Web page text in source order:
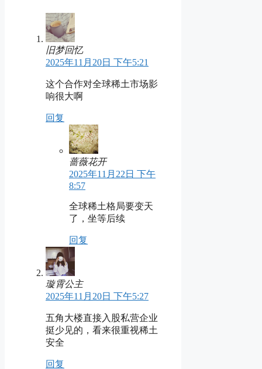
旧梦回忆
2025年11月20日 下午5:21
这个合作对全球稀土市场影
响很大啊
回复
蔷薇花开
2025年11月22日 下午
8:57
全球稀土格局要变天
了，坐等后续
回复
璇霄公主
2025年11月20日 下午5:27
五角大楼直接入股私营企业
挺少见的，看来很重视稀土
安全
回复